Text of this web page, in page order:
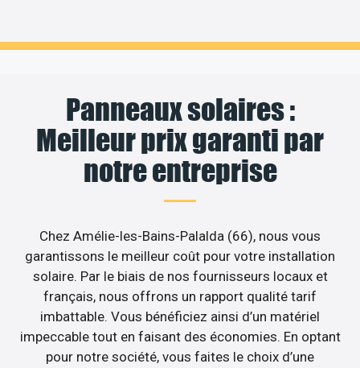
Panneaux solaires :
Meilleur prix garanti par
notre entreprise
Chez Amélie-les-Bains-Palalda (66), nous vous
garantissons le meilleur coût pour votre installation
solaire. Par le biais de nos fournisseurs locaux et
français, nous offrons un rapport qualité tarif
imbattable. Vous bénéficiez ainsi d’un matériel
impeccable tout en faisant des économies. En optant
pour notre société, vous faites le choix d’une